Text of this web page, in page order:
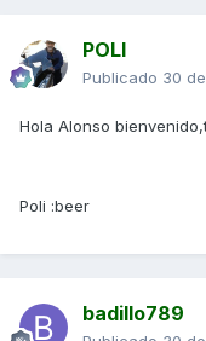
POLI
Publicado 30
Hola Alonso
Poli :beer
badillo789